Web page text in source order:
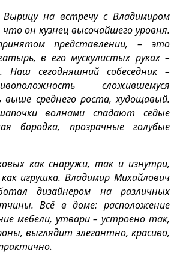
на встречу с Владимиром
он кузнец высочайшего уровня.
представлении, – это
в его мускулистых руках –
Наш сегодняшний собеседник –
сложившемуся
выше среднего роста, худощавый.
волнами спадают седые
бородка, прозрачные голубые
как снаружи, так и изнутри,
игрушка. Владимир Михайлович
дизайнером на различных
Всё в доме: расположение
мебели, утвари – устроено так,
выглядит элегантно, красиво,